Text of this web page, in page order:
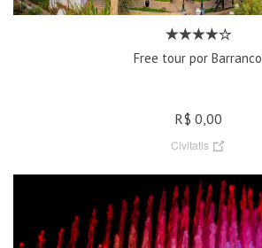
Free tour por Barranco
R$ 0,00
Civitatis